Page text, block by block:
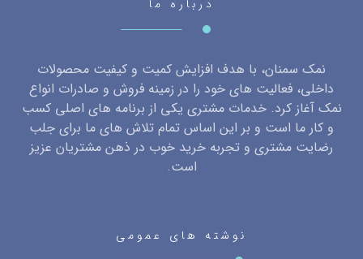
درباره ما
نمک سمنان، با هدف افزایش کمیت و کیفیت محصولات
داخلی، فعالیت های خود را در زمینه فروش و صادرات انواع
نمک آغاز کرد. خدمات مشتری یکی از برنامه های اصلی کسب
و کار ما است و بر این اساس تمام تلاش های ما برای جلب
رضایت مشتری و تجربه خرید خوب در ذهن مشتریان عزیز
است.
نوشته های عمومی